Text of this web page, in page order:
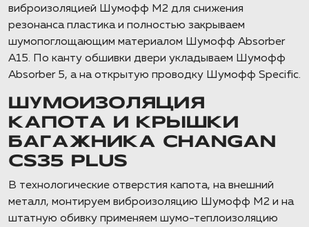
виброизоляцией Шумофф М2 для снижения
резонанса пластика и полностью закрываем
шумопоглощающим материалом Шумофф Absorber
А15. По канту обшивки двери укладываем Шумофф
Absorber 5, а на открытую проводку Шумофф Specific.
ШУМОИЗОЛЯЦИЯ
КАПОТА И КРЫШКИ
БАГАЖНИКА CHANGAN
CS35 PLUS
В технологические отверстия капота, на внешний
металл, монтируем виброизоляцию Шумофф М2 и на
штатную обивку применяем шумо-теплоизоляцию